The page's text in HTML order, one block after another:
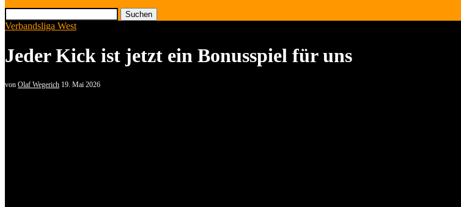
Suchen
Verbandsliga West
Jeder Kick ist jetzt ein Bonusspiel für uns
von Olaf Wegerich 19. Mai 2026